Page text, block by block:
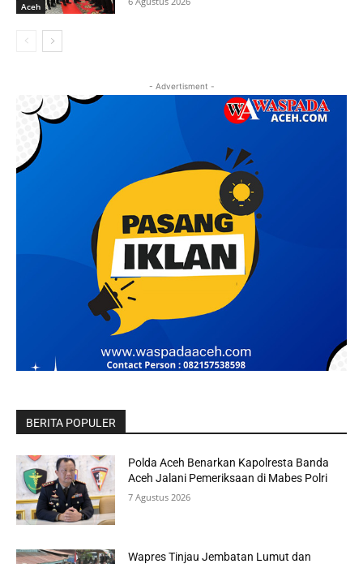
Aceh
- Advertisment -
BERITA POPULER
Polda Aceh Benarkan Kapolresta Banda
Aceh Jalani Pemeriksaan di Mabes Polri
7 Agustus 2026
Wapres Tinjau Jembatan Lumut dan